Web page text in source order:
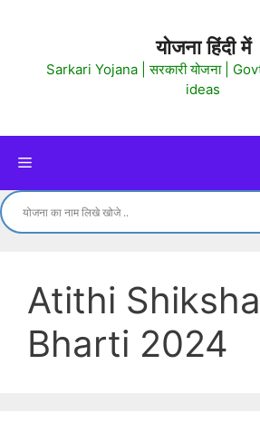
content
योजना हिंदी में
Sarkari Yojana | सरकारी योजना |
ideas
Menu
Atithi
Bharti 2024